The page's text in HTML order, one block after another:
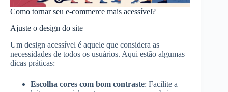
Como tornar seu e-commerce mais acessível?
Ajuste o design do site
Um design acessível é aquele que considera as
necessidades de todos os usuários. Aqui estão algumas
dicas práticas:
Escolha cores com bom contraste: Facilite a